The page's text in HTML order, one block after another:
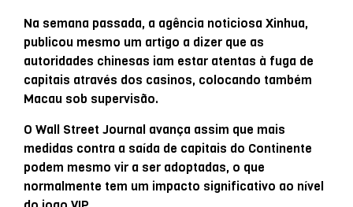
Na semana passada, a agência noticiosa Xinhua,
publicou mesmo um artigo a dizer que as
autoridades chinesas iam estar atentas à fuga de
capitais através dos casinos, colocando também
Macau sob supervisão.
O Wall Street Journal avança assim que mais
medidas contra a saída de capitais do Continente
podem mesmo vir a ser adoptadas, o que
normalmente tem um impacto significativo ao nível